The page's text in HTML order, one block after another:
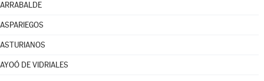
ARRABALDE
ASPARIEGOS
ASTURIANOS
AYOÓ DE VIDRIALES